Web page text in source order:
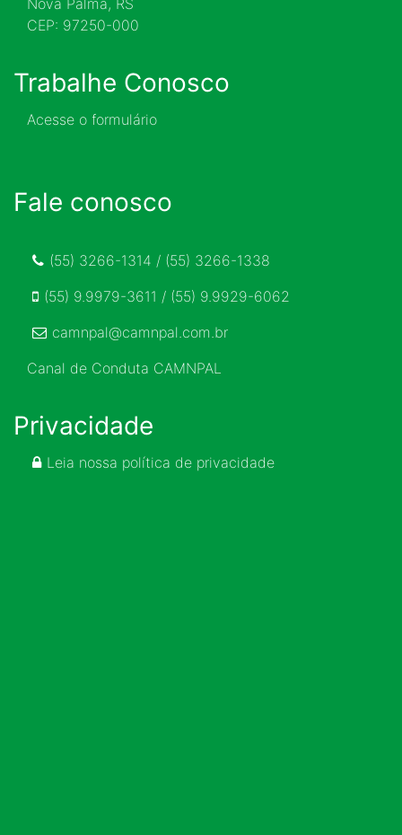
CEP: 97250-000
Trabalhe Conosco
Acesse o formulário
Fale conosco
(55) 3266-1314 / (55) 3266-1338
(55) 9.9979-3611 / (55) 9.9929-6062
camnpal@camnpal.com.br
Canal de Conduta CAMNPAL
Privacidade
Leia nossa política de privacidade